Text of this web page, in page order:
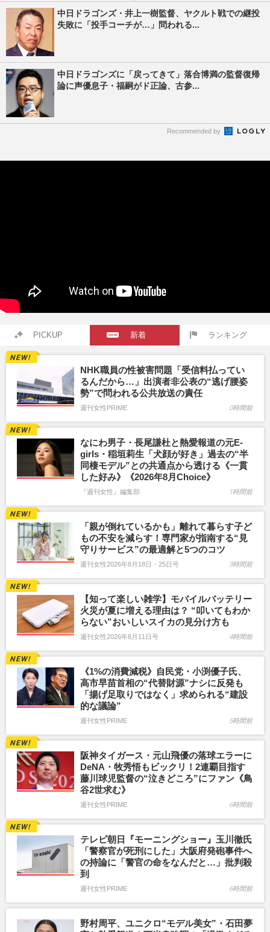
中日ドラゴンズ・井上一樹監督、ヤクルト戦での継投
失敗に「投手コーチが…」問われる...
中日ドラゴンズに「戻ってきて」落合博満の監督復帰
論に声優息子・福嗣がド正論、古参...
Recommended by
PICKUP 新着 ランキング
NHK職員の性被害問題「受信料払ってい
るんだから…」出演者非公表の“逃げ腰姿
勢”で問われる公共放送の責任
週刊女性PRIME 0時間前
なにわ男子・長尾謙杜と熱愛報道の元E-
girls・稲垣莉生「犬顔が好き」過去の“半
同棲モデル”との共通点から透ける《一貫
した好み》《2026年8月Choice》
『週刊女性』編集部 1時間前
「親が倒れているかも」離れて暮らす子ど
もの不安を減らす！専門家が指南する“見
守りサービス”の最適解と5つのコツ
週刊女性2026年8月18日・25日号 3時間前
【知って楽しい雑学】モバイルバッテリー
火災が夏に増える理由は？ “叩いてもわか
らない”おいしいスイカの見分け方も
週刊女性2026年8月11日号 4時間前
《1%の消費減税》自民党・小渕優子氏、
高市早苗首相の“代替財源”ナシに反発も
「揚げ足取りではなく」求められる“建設
的な議論”
週刊女性PRIME 5時間前
阪神タイガース・元山飛優の落球エラーに
DeNA・牧秀悟もビックリ！2連覇目指す
藤川球児監督の“泣きどころ”にファン《鳥
谷2世求む》
週刊女性PRIME 6時間前
テレビ朝日『モーニングショー』玉川徹氏
「警察官が死刑にした」大阪府発砲事件へ
の持論に「警官の命をなんだと…」批判殺
到
週刊女性PRIME 6時間前
野村周平、ユニクロ“モデル美女”・石田夢